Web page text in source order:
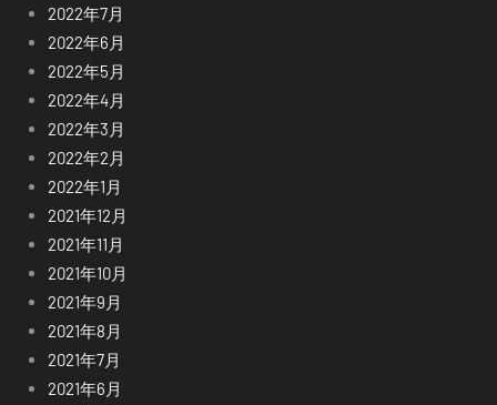
2022年7月
2022年6月
2022年5月
2022年4月
2022年3月
2022年2月
2022年1月
2021年12月
2021年11月
2021年10月
2021年9月
2021年8月
2021年7月
2021年6月